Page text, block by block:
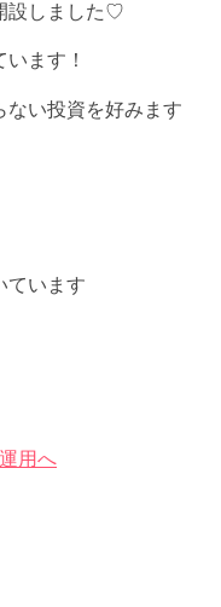
設しました♡
ます！
ない投資を好みます
ています